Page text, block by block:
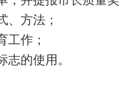
、方法 ；
工作 ；
志的使用 。